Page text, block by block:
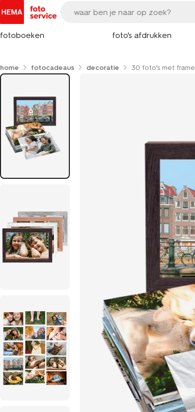
fotoboeken foto's afdrukken
home fotocadeaus decoratie 30 foto’s met frame